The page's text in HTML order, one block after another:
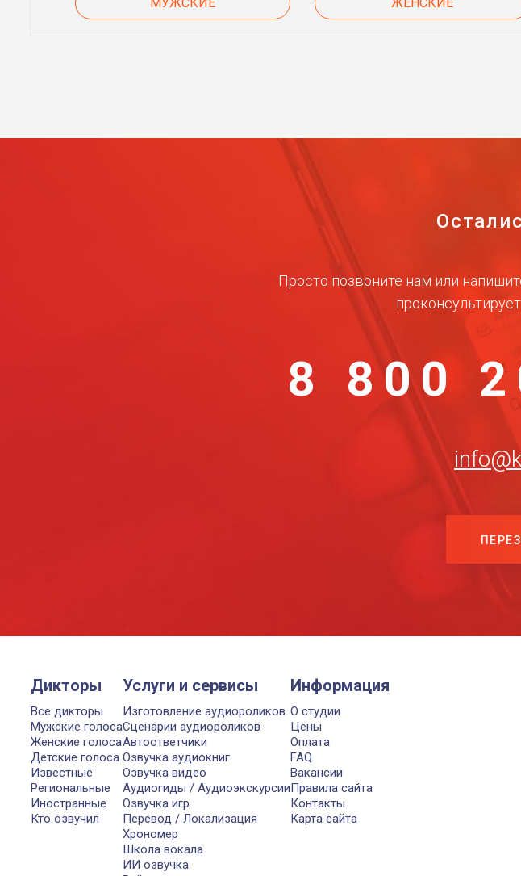
Просто позвоните нам или
8 800
Дикторы
Все дикторы
Мужские голоса
Женские голоса
Детские голоса
Известные
Региональные
Иностранные
Кто озвучил
Услуги и сервисы
Изготовление аудиороликов
Сценарии аудиороликов
Автоответчики
Озвучка аудиокниг
Озвучка видео
Аудиогиды / Аудиоэкскурсии
Озвучка игр
Перевод / Локализация
Хрономер
Школа вокала
ИИ озвучка
Информация
О студии
Цены
Оплата
FAQ
Вакансии
Правила сайта
Контакты
Карта сайта